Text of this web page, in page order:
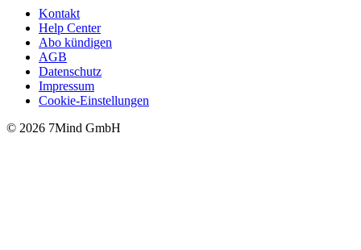
Kontakt
Help Center
Abo kündigen
AGB
Datenschutz
Impressum
Cookie-Einstellungen
© 2026 7Mind GmbH